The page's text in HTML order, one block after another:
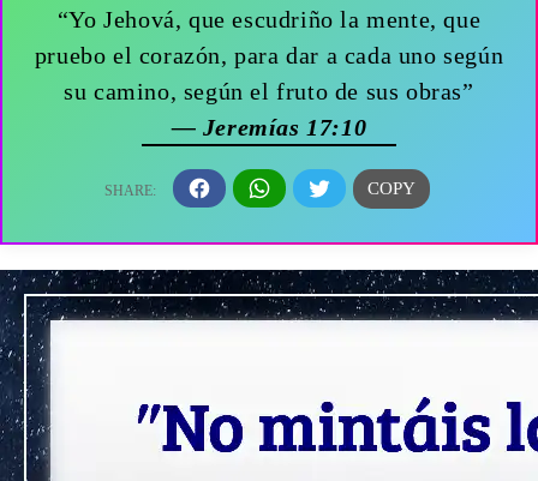
“Yo Jehová, que escudriño la mente, que
pruebo el corazón, para dar a cada uno según
su camino, según el fruto de sus obras”
— Jeremías 17:10